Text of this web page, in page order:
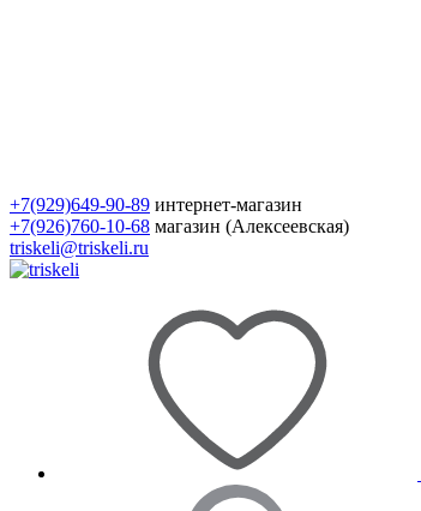
+7(929)649-90-89 интернет-магазин
+7(926)760-10-68 магазин (Алексеевская)
triskeli@triskeli.ru